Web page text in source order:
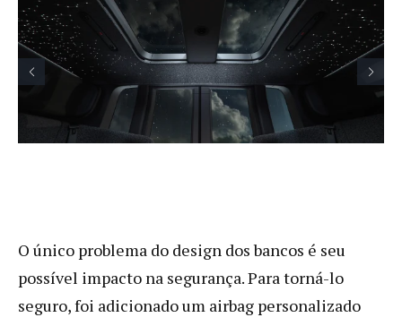
O único problema do design dos bancos é seu
possível impacto na segurança. Para torná-lo
seguro, foi adicionado um airbag personalizado